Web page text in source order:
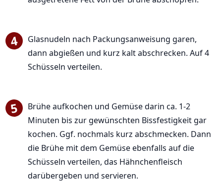
Glasnudeln nach Packungsanweisung garen,
dann abgießen und kurz kalt abschrecken. Auf 4
Schüsseln verteilen.
Brühe aufkochen und Gemüse darin ca. 1-2
Minuten bis zur gewünschten Bissfestigkeit gar
kochen. Ggf. nochmals kurz abschmecken. Dann
die Brühe mit dem Gemüse ebenfalls auf die
Schüsseln verteilen, das Hähnchenfleisch
darübergeben und servieren.